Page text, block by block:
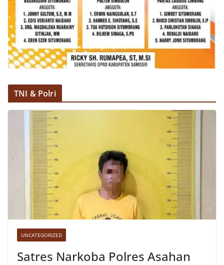
TNI & Polri
UNCATEGORIZED
Satres Narkoba Polres Asahan